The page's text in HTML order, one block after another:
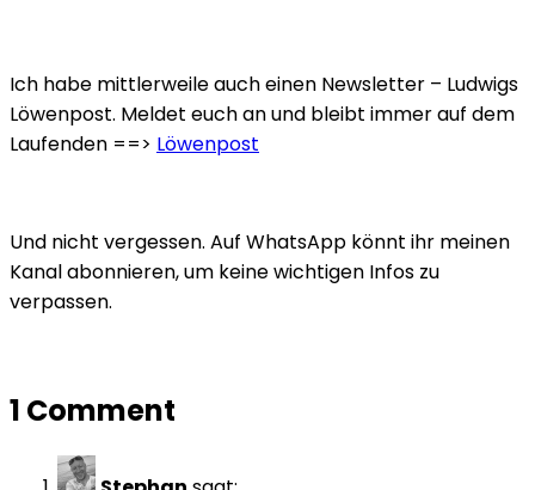
Ich habe mittlerweile auch einen Newsletter – Ludwigs
Löwenpost. Meldet euch an und bleibt immer auf dem
Laufenden ==> Löwenpost
Und nicht vergessen. Auf WhatsApp könnt ihr meinen
Kanal abonnieren, um keine wichtigen Infos zu
verpassen.
1 Comment